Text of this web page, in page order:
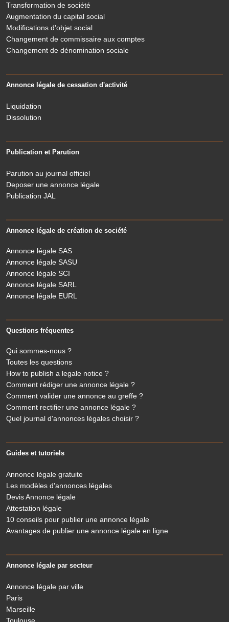
Transformation de société
Augmentation du capital social
Modifications d'objet social
Changement de commissaire aux comptes
Changement de dénomination sociale
Annonce légale de cessation d'activité
Liquidation
Dissolution
Publication et Parution
Parution au journal officiel
Deposer une annonce légale
Publication JAL
Annonce légale de création de société
Annonce légale SAS
Annonce légale SASU
Annonce légale SCI
Annonce légale SARL
Annonce légale EURL
Questions fréquentes
Qui sommes-nous ?
Toutes les questions
How to publish a legale notice ?
Comment rédiger une annonce légale ?
Comment valider une annonce au greffe ?
Comment rectifier une annonce légale ?
Quel journal d'annonces légales choisir ?
Guides et tutoriels
Annonce légale gratuite
Les modèles d'annonces légales
Devis Annonce légale
Attestation légale
10 conseils pour publier une annonce légale
Avantages de publier une annonce légale en ligne
Annonce légale par secteur
Annonce légale par ville
Paris
Marseille
Toulouse